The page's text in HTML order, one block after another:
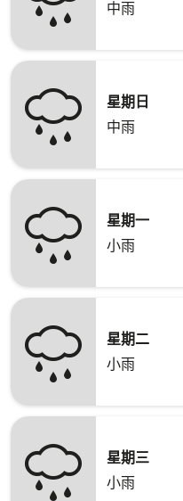
中雨
星期日
中雨
星期一
小雨
星期二
小雨
星期三
小雨